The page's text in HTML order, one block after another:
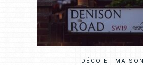
DÉCO ET MAISON